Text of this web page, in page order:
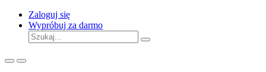
Zaloguj się
Wypróbuj za darmo